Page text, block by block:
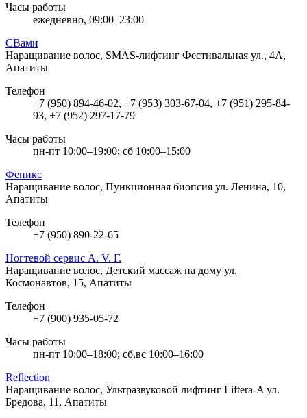
Часы работы
ежедневно, 09:00–23:00
СВами
Наращивание волос, SMAS-лифтинг Фестивальная ул., 4А,
Апатиты
Телефон
+7 (950) 894-46-02, +7 (953) 303-67-04, +7 (951) 295-84-
93, +7 (952) 297-17-79
Часы работы
пн-пт 10:00–19:00; сб 10:00–15:00
Феникс
Наращивание волос, Пункционная биопсия ул. Ленина, 10,
Апатиты
Телефон
+7 (950) 890-22-65
Ногтевой сервис A. V. Г.
Наращивание волос, Детский массаж на дому ул.
Космонавтов, 15, Апатиты
Телефон
+7 (900) 935-05-72
Часы работы
пн-пт 10:00–18:00; сб,вс 10:00–16:00
Reflection
Наращивание волос, Ультразвуковой лифтинг Liftera-A ул.
Бредова, 11, Апатиты